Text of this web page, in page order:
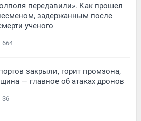
передавили». Как прошел
задержанным после
ученого
664
закрыли, горит промзона,
— главное об атаках дронов
36